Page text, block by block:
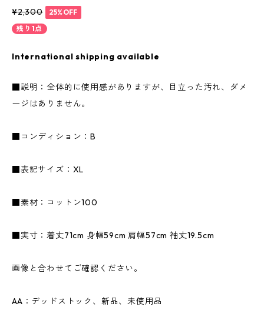
¥2,300
25%OFF
残り1点
International shipping available
■説明：全体的に使用感がありますが、目立った汚れ、ダメ
ージはありません。
■コンディション：B
■表記サイズ：XL
■素材：コットン100
■実寸：着丈71cm 身幅59cm 肩幅57cm 袖丈19.5cm
画像と合わせてご確認ください。
AA：デッドストック、新品、未使用品